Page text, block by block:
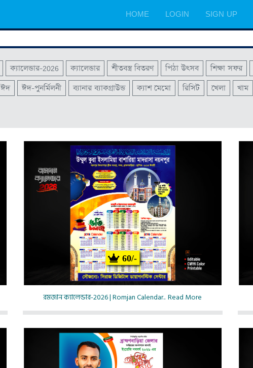
HOME LOGIN SIGN UP
ক্যালেন্ডার-2026 ক্যালেন্ডার শীতবস্ত্র বিতরণ পিঠা উৎসব শিক্ষা সফর
ঈদ ঈদ-পুনর্মিলনী ব্যানার ব্যাকগ্রাউন্ড ক্যাশ মেমো রিসিট খেলা খাম
60/-
রমজান ক্যালেন্ডার-2026 | Romjan Calendar.. Read More